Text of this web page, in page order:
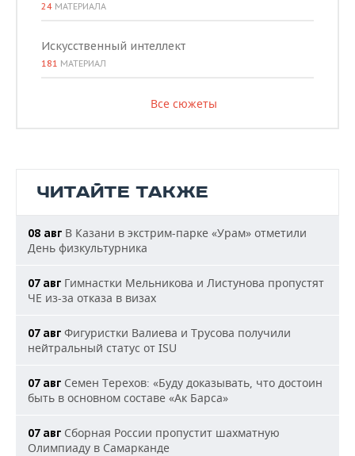
24 МАТЕРИАЛА
Искусственный интеллект
181 МАТЕРИАЛ
Все сюжеты
ЧИТАЙТЕ ТАКЖЕ
08 авг В Казани в экстрим-парке «Урам» отметили
День физкультурника
07 авг Гимнастки Мельникова и Листунова пропустят
ЧЕ из-за отказа в визах
07 авг Фигуристки Валиева и Трусова получили
нейтральный статус от ISU
07 авг Семен Терехов: «Буду доказывать, что достоин
быть в основном составе «Ак Барса»
07 авг Сборная России пропустит шахматную
Олимпиаду в Самарканде